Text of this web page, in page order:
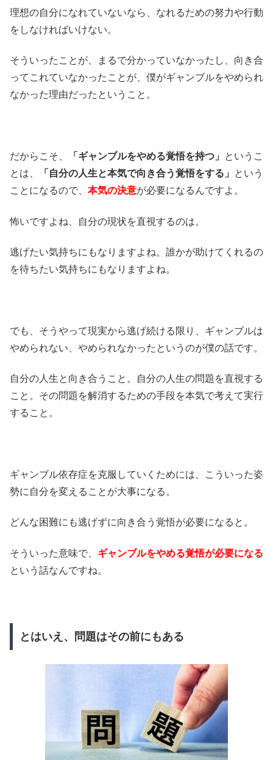
理想の自分になれていないなら、なれるための努力や行動
をしなければいけない。
そういったことが、まるで分かっていなかったし、向き合
ってこれていなかったことが、僕がギャンブルをやめられ
なかった理由だったということ。
だからこそ、 「ギャンブルをやめる覚悟を持つ」
というこ
とは、
「自分の人生と本気で向き合う覚悟をする」
という
ことになるので、 本気の決意が必要になるんですよ。
怖いですよね、自分の現状を直視するのは。
逃げたい気持ちにもなりますよね。誰かが助けてくれるの
を待ちたい気持ちにもなりますよね。
でも、そうやって現実から逃げ続ける限り、ギャンブルは
やめられない、やめられなかったというのが僕の話です。
自分の人生と向き合うこと。自分の人生の問題を直視する
こと。その問題を解消するための手段を本気で考えて実行
すること。
ギャンブル依存症を克服していくためには、こういった姿
勢に自分を変えることが大事になる。
どんな困難にも逃げずに向き合う覚悟が必要になると。
そういった意味で、 ギャンブルをやめる覚悟が必要になる
という話なんですね。
とはいえ、問題はその前にもある